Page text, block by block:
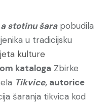
stotinu šarapobudila
u tradicijsku
kulture
kataloga Zbirke
Tikvice, autorice
šaranja tikvica kod